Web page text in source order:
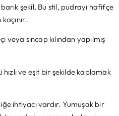
şekil. Bu stil, pudrayı hafifçe
veya sincap kılından yapılmış
hızlı ve eşit bir şekilde kaplamak
ihtiyacı vardır. Yumuşak bir